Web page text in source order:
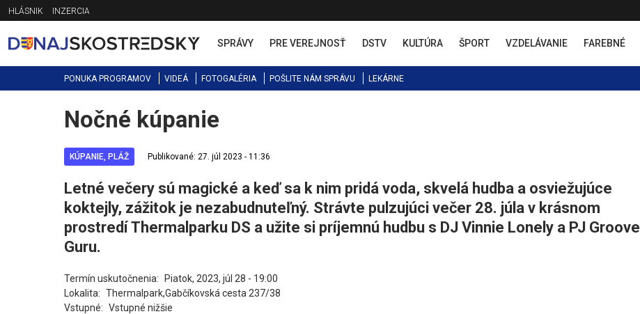
Jump
to
navigation
HLÁSNIK INZERCIA
SPRÁVY PRE VEREJNOSŤ DSTV KULTÚRA ŠPORT VZDELÁVANIE FAREBNÉ
PONUKA PROGRAMOV VIDEÁ FOTOGALÉRIA POŠLITE NÁM SPRÁVU LEKÁRNE
Back
to
Nočné kúpanie
KÚPANIE, PLÁŽ Publikované: 27. júl 2023 - 11:36
Letné večery sú magické a keď sa k nim pridá voda, skvelá hudba a osviežujúce
koktejly, zážitok je nezabudnuteľný. Strávte pulzujúci večer 28. júla v krásnom
prostredí Thermalparku DS a užite si príjemnú hudbu s DJ Vinnie Lonely a PJ Groove
Guru.
Termín uskutočnenia:
Piatok, 2023, júl 28 - 19:00
Lokalita: Thermalpark,Gabčíkovská cesta 237/38
Vstupné: Vstupné nižšie